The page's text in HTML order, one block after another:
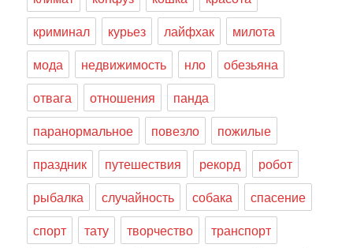
криминал
курьез лайфхак
милота
мода
недвижимость нло
обезьяна
отвага
отношения
панда
паранормальное
повезло
пожилые
праздник
путешествия рекорд
робот
рыбалка
случайность собака
спасение
спорт
тату творчество
транспорт